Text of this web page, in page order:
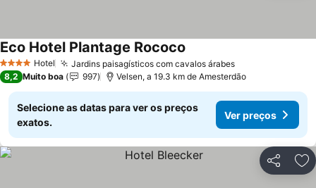
4 EstrelasHotel Jardins paisagísticos com cavalos árabes
Eco Hotel Plantage Rococo
8,2 Muito boa 997 Velsen, a 19.3 km de Amesterdão
Selecione as datas para ver os preços
exatos.
Ver preços
Partilhar